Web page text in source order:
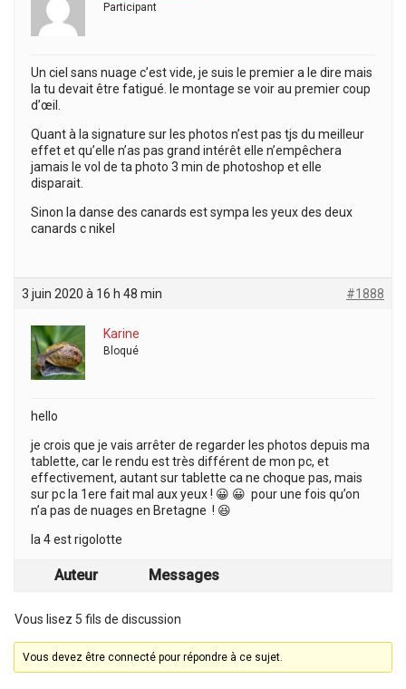
Participant
Un ciel sans nuage c’est vide, je suis le premier a le dire mais
la tu devait être fatigué. le montage se voir au premier coup
d’œil.
Quant à la signature sur les photos n’est pas tjs du meilleur
effet et qu’elle n’as pas grand intérêt elle n’empêchera
jamais le vol de ta photo 3 min de photoshop et elle
disparait.
Sinon la danse des canards est sympa les yeux des deux
canards c nikel
3 juin 2020 à 16 h 48 min #1888
Karine
Bloqué
hello
je crois que je vais arrêter de regarder les photos depuis ma
tablette, car le rendu est très différent de mon pc, et
effectivement, autant sur tablette ca ne choque pas, mais
sur pc la 1ere fait mal aux yeux ! 😀 😀 pour une fois qu’on
n’a pas de nuages en Bretagne ! 😆
la 4 est rigolotte
Auteur Messages
Vous lisez 5 fils de discussion
Vous devez être connecté pour répondre à ce sujet.